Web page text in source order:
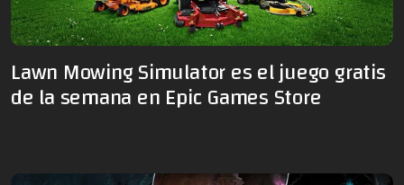
Lawn Mowing Simulator es el juego gratis
de la semana en Epic Games Store